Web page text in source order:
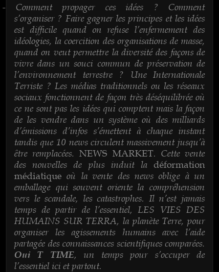
-
Comment propager ces idées ? Comment
s’organiser ? Faire gagner les principes et les idées
est difficile quand on refuse l’enfermement des
idéologies, la coercition des organisations de masse,
quand on veut permettre la diversité des façons de
vivre dans un souci commun de préservation de
l’environnement terrestre ? Une Internationale
Terriste ? Les médias traditionnels ou les réseaux
sociaux fonctionnent de façon très déséquilibrée où
ce ne sont pas les idées qui comptent mais la façon
de les vendre dans un système où des milliards
d’émissions d’infos s’émettent à chaque instant
tandis que 10 news circulent massivement jusqu’à
être remplacées.NEWS MARKET. Cette vente
des nouvelles de plus induit la déformation
médiatique où la vente des news oblige à un
emballage qui souvent oriente la compréhension
vers le scandale, les catastrophes. Il n’est jamais
temps de partir de l’essentiel, LES VIES DES
HUMAINS SUR TERRA, la planète Terre, pour
organiser les agissements humains avec l’aide
partagée des connaissances scientifiques comparées.
Oui T TIME, un temps pour s’occuper de
l’essentiel ici et partout.